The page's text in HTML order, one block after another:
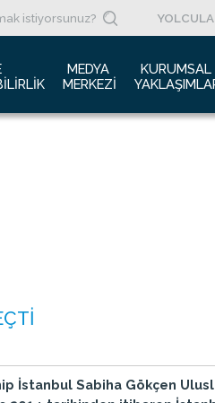
MEDYA
MERKEZI
KURUMSAL
İstanbul Sabiha Gökçen